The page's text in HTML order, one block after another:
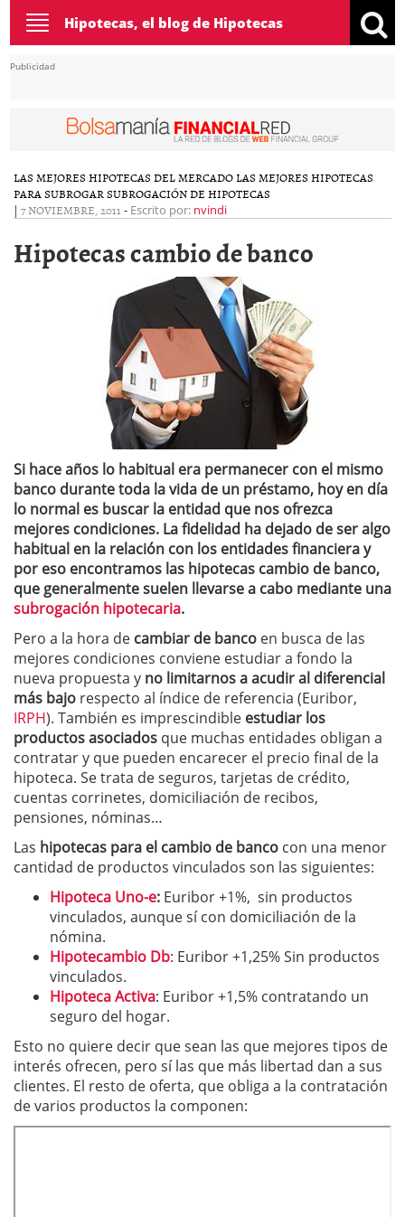
Toggle
navigation
Hipotecas, el blog de Hipotecas
Publicidad
LAS MEJORES HIPOTECAS DEL MERCADO LAS MEJORES HIPOTECAS
PARA SUBROGARSUBROGACIÓN DE HIPOTECAS
| 7 NOVIEMBRE, 2011 - Escrito por: nvindi
Hipotecas cambio de banco
Si hace años lo habitual era permanecer con el mismo
banco durante toda la vida de un préstamo, hoy en día
lo normal es buscar la entidad que nos ofrezca
mejores condiciones. La fidelidad ha dejado de ser algo
habitual en la relación con los entidades financiera y
por eso encontramos las hipotecas cambio de banco,
que generalmente suelen llevarse a cabo mediante una
subrogación hipotecaria.
Pero a la hora de cambiar de banco en busca de las
mejores condiciones conviene estudiar a fondo la
nueva propuesta y no limitarnos a acudir al diferencial
más bajo respecto al índice de referencia (Euribor,
IRPH). También es imprescindible estudiar los
productos asociados que muchas entidades obligan a
contratar y que pueden encarecer el precio final de la
hipoteca. Se trata de seguros, tarjetas de crédito,
cuentas corrinetes, domiciliación de recibos,
pensiones, nóminas…
Las hipotecas para el cambio de banco con una menor
cantidad de productos vinculados son las siguientes:
Hipoteca Uno-e: Euribor +1%, sin productos
vinculados, aunque sí con domiciliación de la
nómina.
Hipotecambio Db: Euribor +1,25% Sin productos
vinculados.
Hipoteca Activa: Euribor +1,5% contratando un
seguro del hogar.
Esto no quiere decir que sean las que mejores tipos de
interés ofrecen, pero sí las que más libertad dan a sus
clientes. El resto de oferta, que obliga a la contratación
de varios productos la componen: